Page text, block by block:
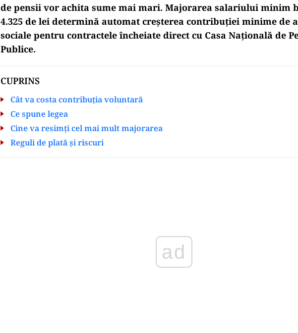
de pensii vor achita sume mai mari. Majorarea salariului minim
4.325 de lei determină automat creșterea contribuției minime de
sociale pentru contractele încheiate direct cu Casa Națională de
Publice.
CUPRINS
Cât va costa contribuția voluntară
Ce spune legea
Cine va resimți cel mai mult majorarea
Reguli de plată și riscuri